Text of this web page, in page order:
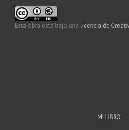
Esta obra está bajo una licencia de
MI LIBRO